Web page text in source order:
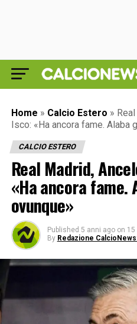
Home » Calcio Estero »
Isco: «Ha ancora fame. Alaba
CALCIO ESTERO
Real Madrid,
«Ha ancora fame.
ovunque»
Published 5 anni ago on 15
By Redazione